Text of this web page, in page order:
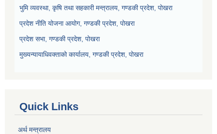
भुमि व्यवस्था, कृषि तथा सहकारी मन्त्रालय, गण्डकी प्रदेश, पोखरा
प्रदेश नीति योजना आयोग, गण्डकी प्रदेश, पोखरा
प्रदेश सभा, गण्डकी प्रदेश, पोखरा
मुख्यन्यायाधिवक्ताको कार्यालय, गण्डकी प्रदेश, पोखरा
Quick Links
अर्थ मन्त्रालय